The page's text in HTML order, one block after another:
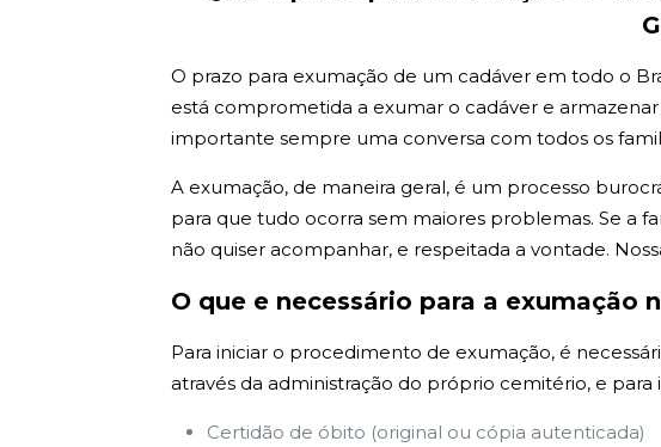
O prazo para exumação de um cadáver em todo o
está comprometida a exumar o cadáver e
importante sempre uma conversa com todos os
A exumação, de maneira geral, é um processo
para que tudo ocorra sem maiores problemas. Se a
não quiser acompanhar, e respeitada a vontade.
O que e necessário para a
Para iniciar o procedimento de exumação, é
através da administração do próprio cemitério, e
Certidão de óbito (original ou cópia autenticada)